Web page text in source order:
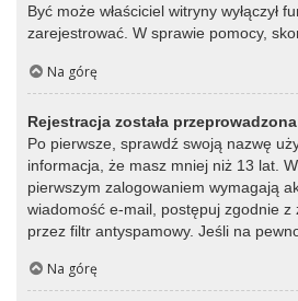
Być może właściciel witryny
zarejestrować. W sprawie pomocy,
Na górę
Rejestracja została
Po pierwsze, sprawdź swoją nazwę
informacja, że masz mniej niż 13 lat.
pierwszym zalogowaniem wymagają
wiadomość e-mail, postępuj zgodnie z
przez filtr antyspamowy. Jeśli na
Na górę